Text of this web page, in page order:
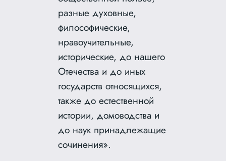
разные духовные,
философические,
нравоучительные,
исторические, до нашего
Отечества и до иных
государств относящихся,
также до естественной
истории, домоводства и
до наук принадлежащие
сочинения».